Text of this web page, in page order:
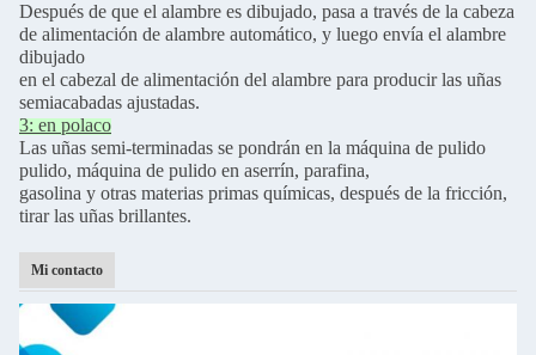
Después de que el alambre es dibujado, pasa a través de la cabeza
de alimentación de alambre automático, y luego envía el alambre
dibujado
en el cabezal de alimentación del alambre para producir las uñas
semiacabadas ajustadas.
3: en polaco
Las uñas semi-terminadas se pondrán en la máquina de pulido
pulido, máquina de pulido en aserrín, parafina,
gasolina y otras materias primas químicas, después de la fricción,
tirar las uñas brillantes.
Mi contacto